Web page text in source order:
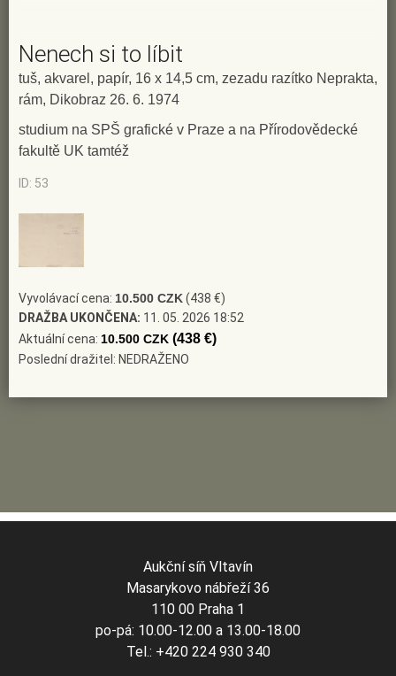
Nenech si to líbit
tuš, akvarel, papír, 16 x 14,5 cm, zezadu razítko Neprakta,
rám, Dikobraz 26. 6. 1974
studium na SPŠ grafické v Praze a na Přírodovědecké
fakultě UK tamtéž
ID: 53
Vyvolávací cena: 10.500 CZK(438 €)
DRAŽBA UKONČENA: 11. 05. 2026 18:52
Aktuální cena: 10.500 CZK (438 €)
Poslední dražitel: NEDRAŽENO
Aukční síň Vltavín
Masarykovo nábřeží 36
110 00 Praha 1
po-pá: 10.00-12.00 a 13.00-18.00
Tel.: +420 224 930 340